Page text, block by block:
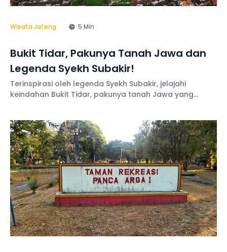
Wisata Jateng 5 Min
Bukit Tidar, Pakunya Tanah Jawa dan
Legenda Syekh Subakir!
Terinspirasi oleh legenda Syekh Subakir, jelajahi
keindahan Bukit Tidar, pakunya tanah Jawa yang